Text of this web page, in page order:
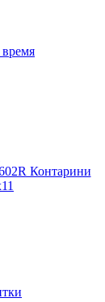
Контарини